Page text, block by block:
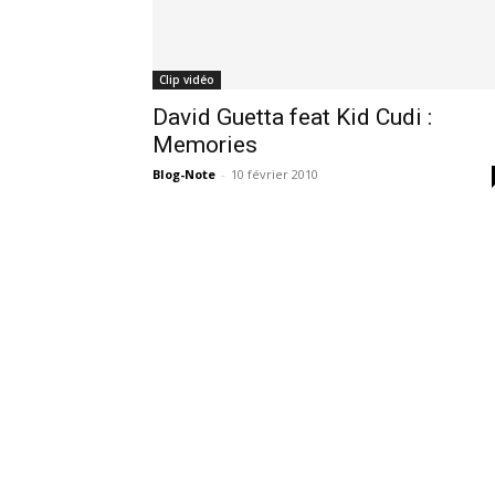
Clip vidéo
David Guetta feat Kid Cudi :
Memories
Blog-Note - 10 février 2010